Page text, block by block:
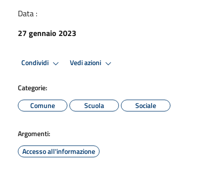
Data :
27 gennaio 2023
Condividi Vedi azioni
Categorie:
Comune
Scuola Sociale
Argomenti:
Accesso all'informazione